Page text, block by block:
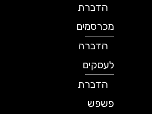
הדברת
מכרסמים
הדברה
לעסקים
הדברת
פשפש